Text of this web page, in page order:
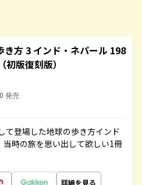
き方 3 インド・ネパール 198
初版復刻版）
発売
て登場した地球の歩き方インド
時の旅を思い出して欲しい1冊
詳細を見る